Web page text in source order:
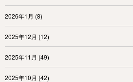
2026年1月 (8)
2025年12月 (12)
2025年11月 (49)
2025年10月 (42)